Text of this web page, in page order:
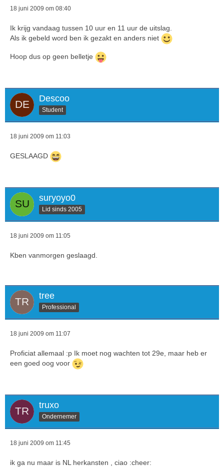
18 juni 2009 om 08:40
Ik krijg vandaag tussen 10 uur en 11 uur de uitslag.
Als ik gebeld word ben ik gezakt en anders niet
Hoop dus op geen belletje
Descoo
Student
18 juni 2009 om 11:03
GESLAAGD
suryoyo0
Lid sinds 2005
18 juni 2009 om 11:05
Kben vanmorgen geslaagd.
tree
Professional
18 juni 2009 om 11:07
Proficiat allemaal :p Ik moet nog wachten tot 29e, maar heb er
een goed oog voor
truxo
Ondernemer
18 juni 2009 om 11:45
ik ga nu maar is NL herkansten , ciao :cheer: